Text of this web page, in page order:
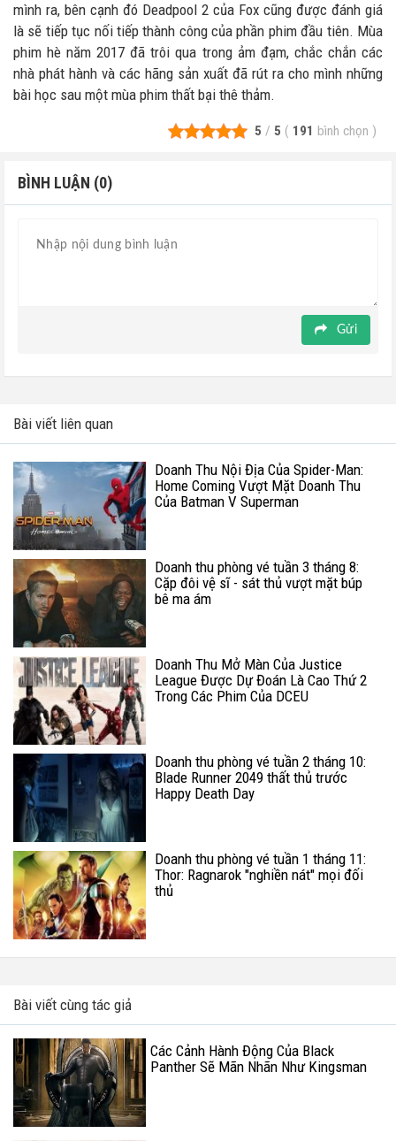
mình ra, bên cạnh đó Deadpool 2 của Fox cũng được đánh giá
là sẽ tiếp tục nối tiếp thành công của phần phim đầu tiên. Mùa
phim hè năm 2017 đã trôi qua trong ảm đạm, chắc chắn các
nhà phát hành và các hãng sản xuất đã rút ra cho mình những
bài học sau một mùa phim thất bại thê thảm.
5 / 5 ( 191 bình chọn )
BÌNH LUẬN (0)
Gửi
Bài viết liên quan
Doanh Thu Nội Địa Của Spider-Man:
Home Coming Vượt Mặt Doanh Thu
Của Batman V Superman
Doanh thu phòng vé tuần 3 tháng 8:
Cặp đôi vệ sĩ - sát thủ vượt mặt búp
bê ma ám
Doanh Thu Mở Màn Của Justice
League Được Dự Đoán Là Cao Thứ 2
Trong Các Phim Của DCEU
Doanh thu phòng vé tuần 2 tháng 10:
Blade Runner 2049 thất thủ trước
Happy Death Day
Doanh thu phòng vé tuần 1 tháng 11:
Thor: Ragnarok "nghiền nát" mọi đối
thủ
Bài viết cùng tác giả
Các Cảnh Hành Động Của Black
Panther Sẽ Mãn Nhãn Như Kingsman